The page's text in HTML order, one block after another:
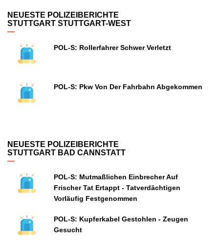
NEUESTE POLIZEIBERICHTE
STUTTGART STUTTGART-WEST
POL-S: Rollerfahrer Schwer Verletzt
POL-S: Pkw Von Der Fahrbahn Abgekommen
NEUESTE POLIZEIBERICHTE
STUTTGART BAD CANNSTATT
POL-S: Mutmaßlichen Einbrecher Auf
Frischer Tat Ertappt - Tatverdächtigen
Vorläufig Festgenommen
POL-S: Kupferkabel Gestohlen - Zeugen
Gesucht